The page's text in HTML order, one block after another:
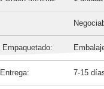
Empaquetado:
7-15